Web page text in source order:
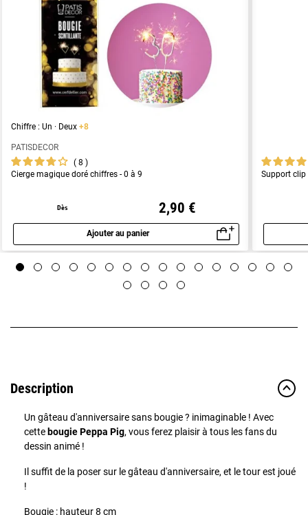
Chiffre : Un · Deux +8
PATISDECOR
8
Cierge magique doré chiffres - 0 à 9
Dès 2,90 €
Ajouter au panier
Aperçu rapide
Support clip
Description
Un gâteau d'anniversaire sans bougie ? inimaginable ! Avec
cette bougie Peppa Pig, vous ferez plaisir à tous les fans du
dessin animé !
Il suffit de la poser sur le gâteau d'anniversaire, et le tour est joué
!
Bougie : hauteur 8 cm